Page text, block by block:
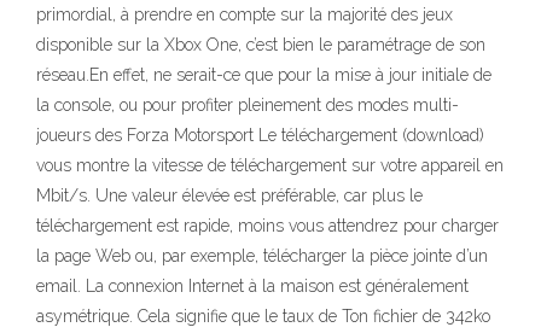
primordial, à prendre en compte sur la majorité des jeux
disponible sur la Xbox One, c’est bien le paramétrage de son
réseau.En effet, ne serait-ce que pour la mise à jour initiale de
la console, ou pour profiter pleinement des modes multi-
joueurs des Forza Motorsport Le téléchargement (download)
vous montre la vitesse de téléchargement sur votre appareil en
Mbit/s. Une valeur élevée est préférable, car plus le
téléchargement est rapide, moins vous attendrez pour charger
la page Web ou, par exemple, télécharger la pièce jointe d’un
email. La connexion Internet à la maison est généralement
asymétrique. Cela signifie que le taux de Ton fichier de 342ko